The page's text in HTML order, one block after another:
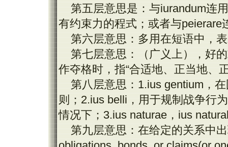
第五层意思是：与iurandum连
有约束力的程式；或者与peierare
第六层意思：多用在短语中，
第七层意思：（广义上），好
作夺格时，指“合适地、正当地、
第八层意思： 1.ius gentium ，
则； 2.ius belli ，用于规制战争行
情况下； 3.ius naturae ， ius
第九层意思：在给定的关系中